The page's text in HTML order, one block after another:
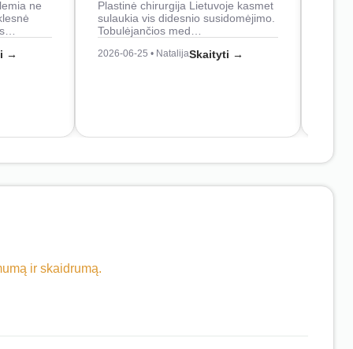
ne
→
Plastinė chirurgija Lietuvoje kasmet
sulaukia vis didesnio susidomėjimo.
Tobulėjančios med…
2026-06-25 • NatalijaSkaityti →
ir skaidrumą.